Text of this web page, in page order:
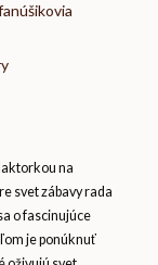
na
svet zábavy rada
o fascinujúce
je ponúknuť